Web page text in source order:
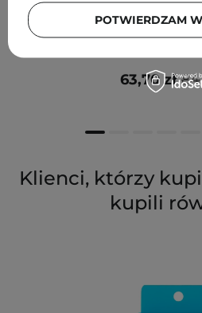
Abib - Jericho Rose Bifida
63,70 zł
Klienci, którzy
kupili
POTWIERDZAM